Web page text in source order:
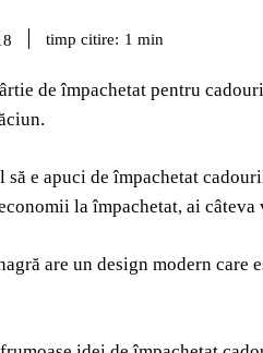
timp citire: 1 min
de împachetat pentru
să e apuci de împachetat
la împachetat, ai
are un design modern